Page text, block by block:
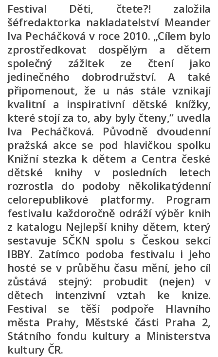
Pronájem prostor
Knihovní řád a ceník
Lidé
Fotogalerie
Dokumenty
Historie
Knihobudky
Pohádkovníky
Spolupráce
Podporují nás
Doporučujeme
Akce
Online katalog
Vzdělávací centrum
Informační centrum pro mládež
Kontakt
Nová budova
Festival Děti, čtete?! založila
šéfredaktorka nakladatelství Meander
Iva Pecháčková v roce 2010. „Cílem bylo
zprostředkovat dospělým a dětem
společný zážitek ze čtení jako
jedinečného dobrodružství. A také
připomenout, že u nás stále vznikají
kvalitní a inspirativní dětské knížky,
které stojí za to, aby byly čteny,“ uvedla
Iva Pecháčková. Původně dvoudenní
pražská akce se pod hlavičkou spolku
Knižní stezka k dětem a Centra české
dětské knihy v posledních letech
rozrostla do podoby několikatýdenní
celorepublikové platformy. Program
festivalu každoročně odráží výběr knih
z katalogu Nejlepší knihy dětem, který
sestavuje SČKN spolu s Českou sekcí
IBBY. Zatímco podoba festivalu i jeho
hosté se v průběhu času mění, jeho cíl
zůstává stejný: probudit (nejen) v
dětech intenzivní vztah ke knize.
Festival se těší podpoře Hlavního
města Prahy, Městské části Praha 2,
Státního fondu kultury a Ministerstva
kultury ČR.